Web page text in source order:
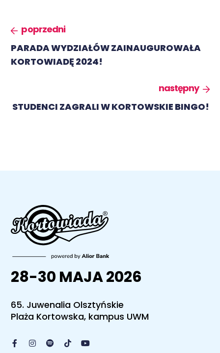
poprzedni
PARADA WYDZIAŁÓW ZAINAUGUROWAŁA
KORTOWIADĘ 2024!
następny
STUDENCI ZAGRALI W KORTOWSKIE BINGO!
28-30 MAJA 2026
65. Juwenalia Olsztyńskie
Plaża Kortowska, kampus UWM